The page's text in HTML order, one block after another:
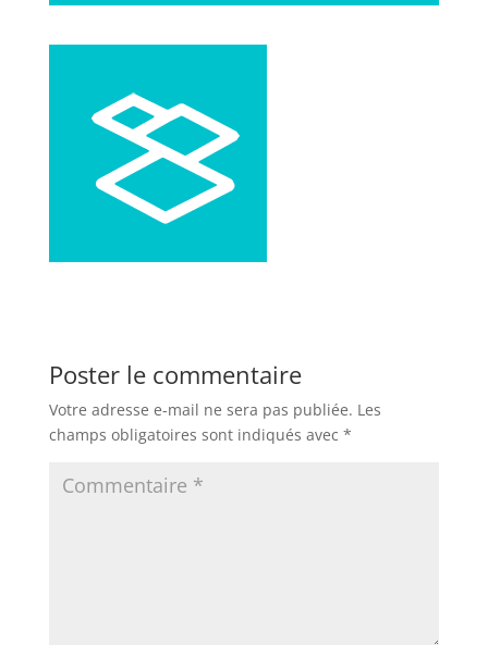
Poster le commentaire
Votre adresse e-mail ne sera pas publiée. Les
champs obligatoires sont indiqués avec *